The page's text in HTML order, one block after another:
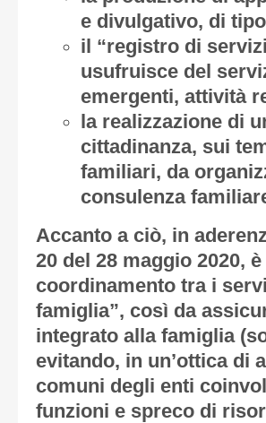
e divulgativo, di
il “registro di
usufruisce del
emergenti, attività
la realizzazione di
cittadinanza, sui
familiari, da
consulenza
Accanto a ciò, in
20 del 28 maggio 2020,
coordinamento tra i
famiglia”, così da
integrato alla famiglia
evitando, in un’ottica di
comuni degli enti
funzioni e spreco di